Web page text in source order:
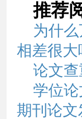
推荐
为什
相差很大
论文
学位
期刊论